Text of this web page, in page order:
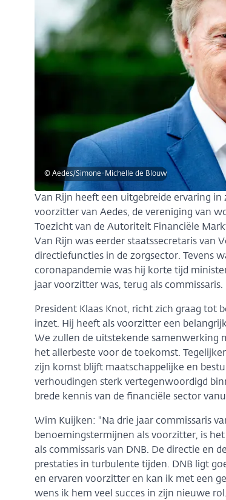
© Aedes/Simone-Michelle de Blouw
Van Rijn heeft een uitgebreide ervaring
voorzitter van Aedes, de vereniging van
Toezicht van de Autoriteit Financiële
Van Rijn was eerder staatssecretaris van
directiefuncties in de zorgsector. Tevens
coronapandemie was hij korte tijd
jaar voorzitter was, terug als commissaris.
President Klaas Knot, richt zich graag tot
inzet. Hij heeft als voorzitter een
We zullen de uitstekende samenwerking
het allerbeste voor de toekomst.
zijn komst blijft maatschappelijke en
verhoudingen sterk vertegenwoordigd
brede kennis van de financiële sector
Wim Kuijken: "Na drie jaar commissaris
benoemingstermijnen als voorzitter, is
als commissaris van DNB. De directie en
prestaties in turbulente tijden. DNB ligt
en ervaren voorzitter en kan ik met een
wens ik hem veel succes in zijn nieuwe